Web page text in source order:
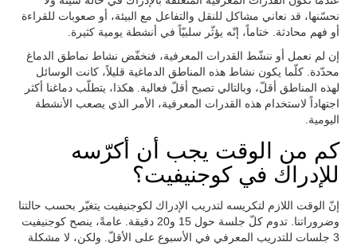
نحسّنها، قد نعاني مشاكل للنقل والتفاعل مع البيئة، أو صعوبات للقراءة
أو فهم محادثة. ختاماً، إنّه يؤثّر سلبيّاً في أنشطة يومية كثيرة.
إن لم نعمل أو ننشّط القدرات المعرفية، فنخفّض نشاط نماطق الدماغ
محدّدة. كلّما يكون نشاط هذه المناطق الدماغية قليلاً، كانت الوسائل
لهذه المناطق أقلّ، وبالتالي تصبح أقلّ فعالية. هكذا، يتطلّب دماغنا أكثر
اجتهاداً لاستخدام هذه القدرات المعرفية، الأمر الذي يصعب الأنشطة
اليومية.
كم من الوقت يجب أن أكرّسه
للإدراك في كوجنيفيت؟
إنّ الوقت اللازم لتكريسه لتدريب الإدراك لكوجنيفيت يتغيّر بحسب حالتنا
وضروراتنا. تدوم كلّ جلسة حول 15 و20 دقيقة. عامةً، ينصح كوجنيفيت
3 جلسات للتدريب المعرفي في الأسبوع على الأقلّ. ولكن، لا مشكلة